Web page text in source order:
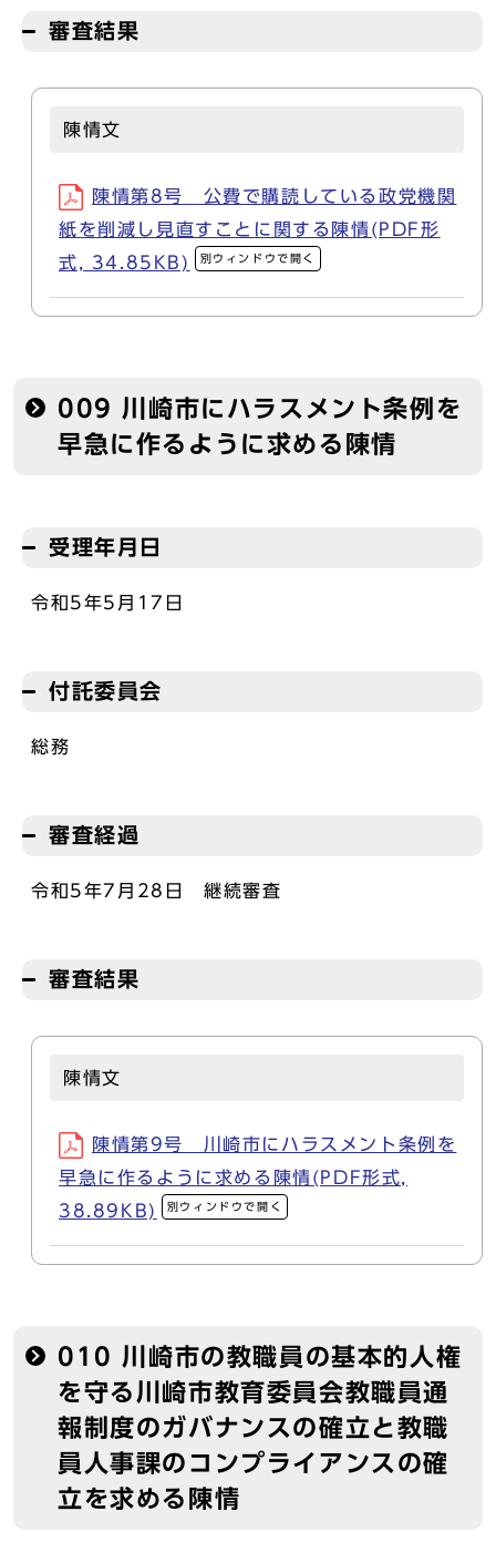
審査結果
陳情文
陳情第8号 公費で購読している政党機関
紙を削減し見直すことに関する陳情(PDF形
式, 34.85KB)
別ウィンドウで開く
009 川崎市にハラスメント条例を
早急に作るように求める陳情
受理年月日
令和5年5月17日
付託委員会
総務
審査経過
令和5年7月28日 継続審査
審査結果
陳情文
陳情第9号 川崎市にハラスメント条例を
早急に作るように求める陳情(PDF形式,
38.89KB)
別ウィンドウで開く
010 川崎市の教職員の基本的人権
を守る川崎市教育委員会教職員通
報制度のガバナンスの確立と教職
員人事課のコンプライアンスの確
立を求める陳情